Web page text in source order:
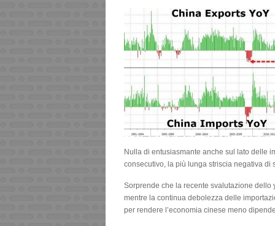
Nulla di entusiasmante anche sul lato delle
consecutivo, la più lunga striscia negativa
Sorprende che la recente svalutazione
mentre la continua debolezza delle
per rendere l’economia cinese meno